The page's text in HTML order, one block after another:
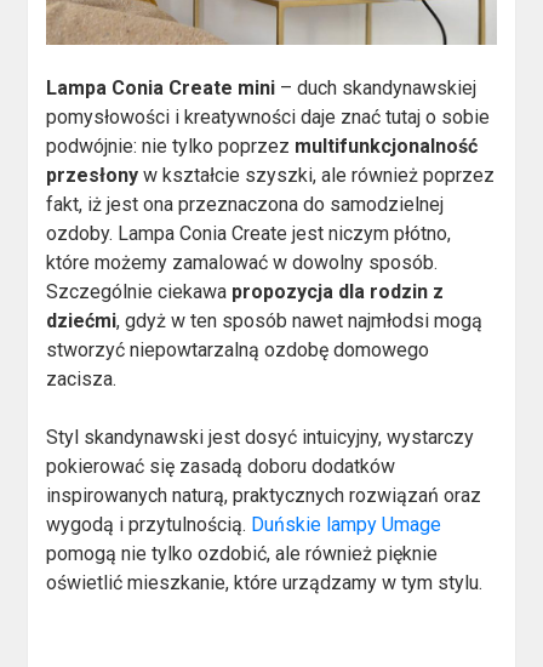
Lampa Conia Create mini – duch skandynawskiej
pomysłowości i kreatywności daje znać tutaj o sobie
podwójnie: nie tylko poprzez multifunkcjonalność
przesłony w kształcie szyszki, ale również poprzez
fakt, iż jest ona przeznaczona do samodzielnej
ozdoby. Lampa Conia Create jest niczym płótno,
które możemy zamalować w dowolny sposób.
Szczególnie ciekawa propozycja dla rodzin z
dziećmi, gdyż w ten sposób nawet najmłodsi mogą
stworzyć niepowtarzalną ozdobę domowego
zacisza.
Styl skandynawski jest dosyć intuicyjny, wystarczy
pokierować się zasadą doboru dodatków
inspirowanych naturą, praktycznych rozwiązań oraz
wygodą i przytulnością. Duńskie lampy Umage
pomogą nie tylko ozdobić, ale również pięknie
oświetlić mieszkanie, które urządzamy w tym stylu.